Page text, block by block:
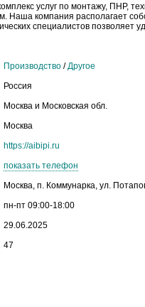
услуг по монтажу, ПНР,
Наша компания располагает
специалистов позволяет
Производство / Другое
Россия
Москва и Московская обл.
Москва
https://aibipi.ru
показать телефон
Москва, п. Коммунарка, ул.
пн-пт 09:00-18:00
29.06.2025
47